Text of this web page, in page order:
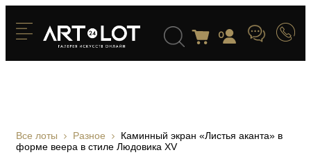
0
Все лоты Разное
Каминный экран «Листья аканта» в
форме веера в стиле Людовика XV